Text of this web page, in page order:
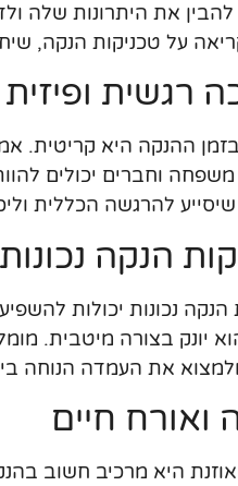
את היתרונות שלה
על טכניקות הנקה,
רגשית ופיזית
ההנקה היא קריטית.
וחברים יכולים
להרגשה הכללית
הנקה נכונות
הנקה נכונות יכולות
יונק בצורה מיטבית.
את העמדה הנוחה
ואורח חיים
היא מרכיב חשוב